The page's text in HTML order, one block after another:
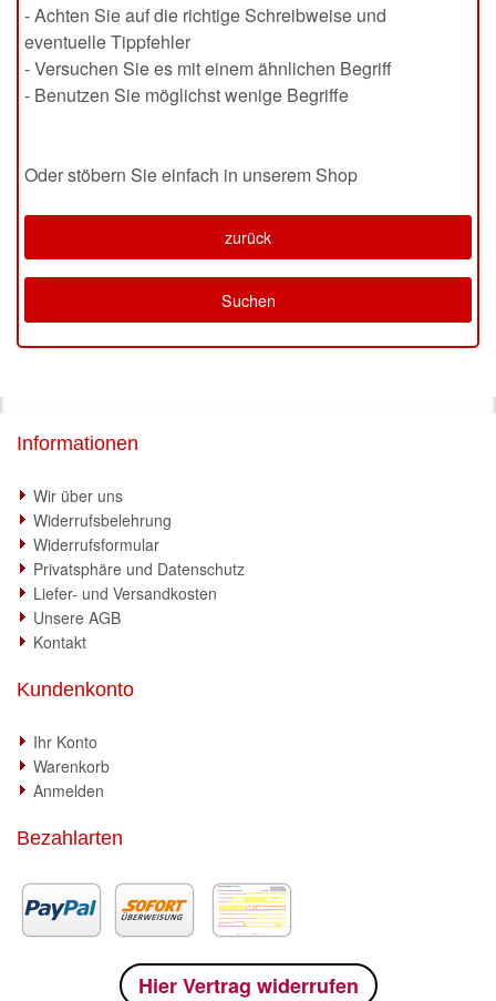
- Achten Sie auf die richtige Schreibweise und
eventuelle Tippfehler
- Versuchen Sie es mit einem ähnlichen Begriff
- Benutzen Sie möglichst wenige Begriffe
Oder stöbern Sie einfach in unserem Shop
zurück
Suchen
Informationen
Wir über uns
Widerrufsbelehrung
Widerrufsformular
Privatsphäre und Datenschutz
Liefer- und Versandkosten
Unsere AGB
Kontakt
Kundenkonto
Ihr Konto
Warenkorb
Anmelden
Bezahlarten
Hier Vertrag widerrufen